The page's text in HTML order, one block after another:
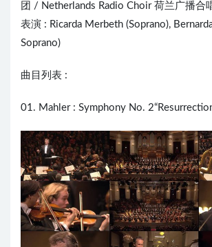
团 / Netherlands Radio Choir 荷兰广播合
表演 : Ricarda Merbeth (Soprano),
Soprano)
曲目列表 :
01. Mahler : Symphony No.